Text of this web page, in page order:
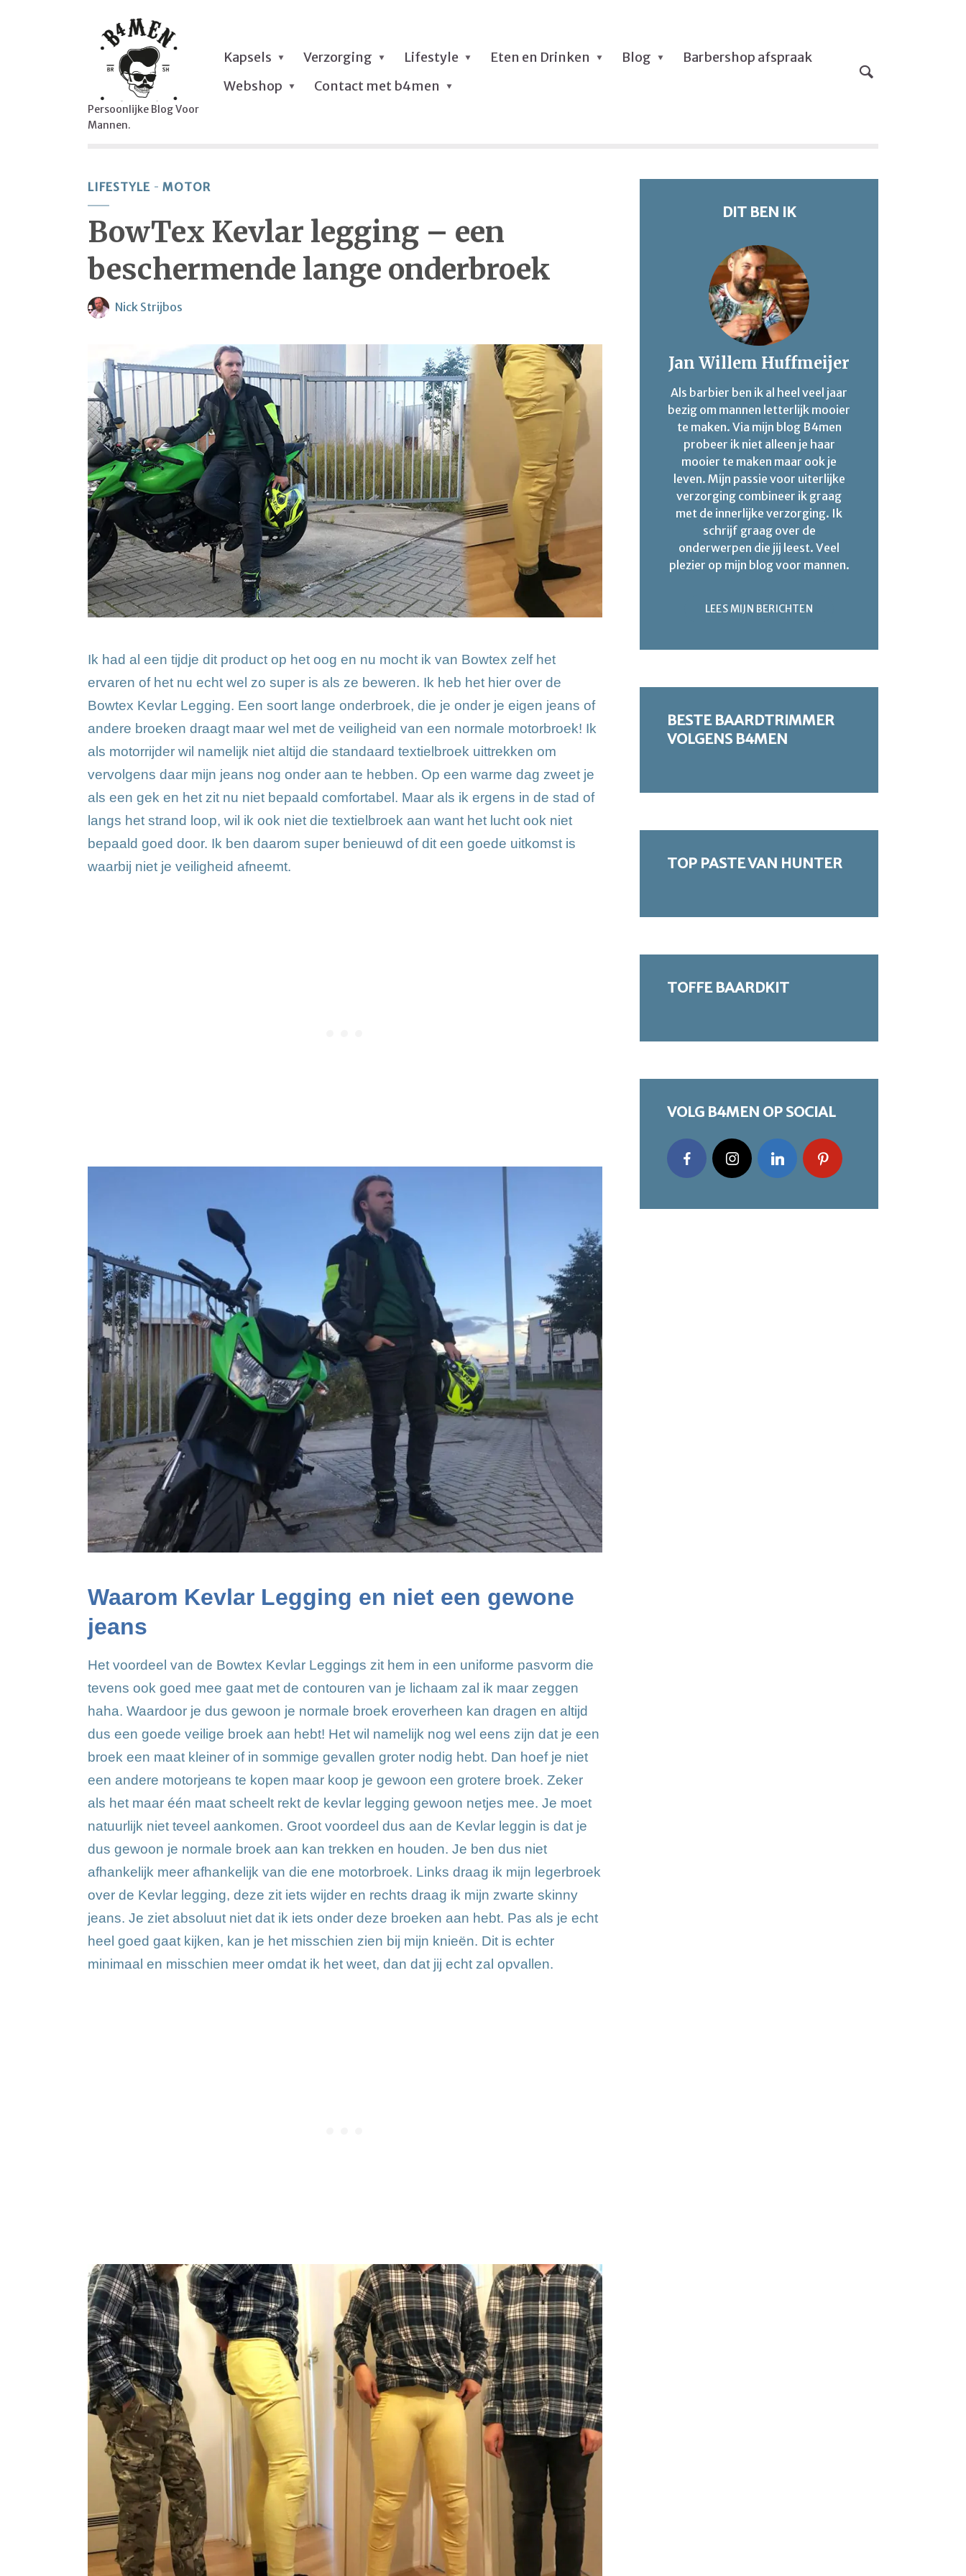
Persoonlijke Blog Voor
Mannen.
Kapsels Verzorging Lifestyle Eten en Drinken Blog
Barbershop afspraak
Webshop
Contact met b4men
LIFESTYLE MOTOR
BowTex Kevlar legging – een
beschermende lange onderbroek
Nick Strijbos
Ik had al een tijdje dit product op het oog en nu mocht ik van Bowtex zelf het
ervaren of het nu echt wel zo super is als ze beweren. Ik heb het hier over de
Bowtex Kevlar Legging. Een soort lange onderbroek, die je onder je eigen jeans of
andere broeken draagt maar wel met de veiligheid van een normale motorbroek! Ik
als motorrijder wil namelijk niet altijd die standaard textielbroek uittrekken om
vervolgens daar mijn jeans nog onder aan te hebben. Op een warme dag zweet je
als een gek en het zit nu niet bepaald comfortabel. Maar als ik ergens in de stad of
langs het strand loop, wil ik ook niet die textielbroek aan want het lucht ook niet
bepaald goed door. Ik ben daarom super benieuwd of dit een goede uitkomst is
waarbij niet je veiligheid afneemt.
Waarom Kevlar Legging en niet een gewone
jeans
Het voordeel van de Bowtex Kevlar Leggings zit hem in een uniforme pasvorm die
tevens ook goed mee gaat met de contouren van je lichaam zal ik maar zeggen
haha. Waardoor je dus gewoon je normale broek eroverheen kan dragen en altijd
dus een goede veilige broek aan hebt! Het wil namelijk nog wel eens zijn dat je een
broek een maat kleiner of in sommige gevallen groter nodig hebt. Dan hoef je niet
een andere motorjeans te kopen maar koop je gewoon een grotere broek. Zeker
als het maar één maat scheelt rekt de kevlar legging gewoon netjes mee. Je moet
natuurlijk niet teveel aankomen. Groot voordeel dus aan de Kevlar leggin is dat je
dus gewoon je normale broek aan kan trekken en houden. Je ben dus niet
afhankelijk meer afhankelijk van die ene motorbroek. Links draag ik mijn legerbroek
over de Kevlar legging, deze zit iets wijder en rechts draag ik mijn zwarte skinny
jeans. Je ziet absoluut niet dat ik iets onder deze broeken aan hebt. Pas als je echt
heel goed gaat kijken, kan je het misschien zien bij mijn knieën. Dit is echter
minimaal en misschien meer omdat ik het weet, dan dat jij echt zal opvallen.
DIT BEN IK
Jan Willem Huffmeijer
Als barbier ben ik al heel veel jaar
bezig om mannen letterlijk mooier
te maken. Via mijn blog B4men
probeer ik niet alleen je haar
mooier te maken maar ook je
leven. Mijn passie voor uiterlijke
verzorging combineer ik graag
met de innerlijke verzorging. Ik
schrijf graag over de
onderwerpen die jij leest. Veel
plezier op mijn blog voor mannen.
LEES MIJN BERICHTEN
BESTE BAARDTRIMMER
VOLGENS B4MEN
TOP PASTE VAN HUNTER
TOFFE BAARDKIT
VOLG B4MEN OP SOCIAL